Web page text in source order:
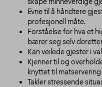
Evne til å håndtere
profesjonell måte.
Forståelse for hva et
bærer seg selv
Kan veilede gjester i
Kjenner til og
knyttet til
Takler stressende